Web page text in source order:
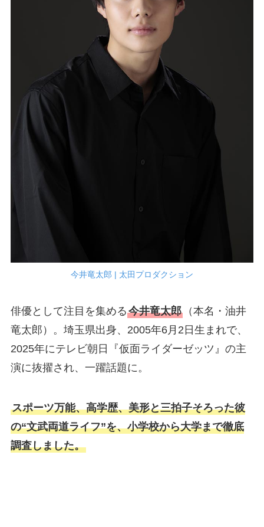
今井竜太郎 | 太田プロダクション
俳優として注目を集める今井竜太郎（本名・油井
竜太郎）。埼玉県出身、2005年6月2日生まれで、
2025年にテレビ朝日『仮面ライダーゼッツ』の主
演に抜擢され、一躍話題に。
スポーツ万能、高学歴、美形と三拍子そろった彼
の“文武両道ライフ”を、小学校から大学まで徹底
調査しました。